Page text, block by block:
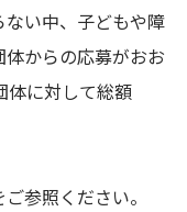
い中、子どもや障
からの応募がおお
体に対して総額
参照ください。